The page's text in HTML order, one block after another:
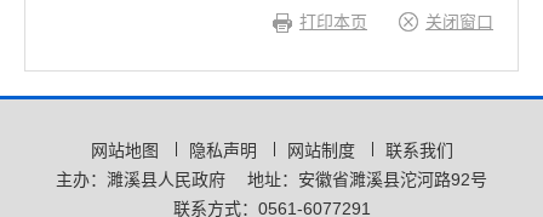
打印本页 关闭窗口
网站地图 隐私声明 网站制度
联系我们
主办：濉溪县人民政府
地址：安徽省濉溪县沱河路92号
联系方式：0561-6077291